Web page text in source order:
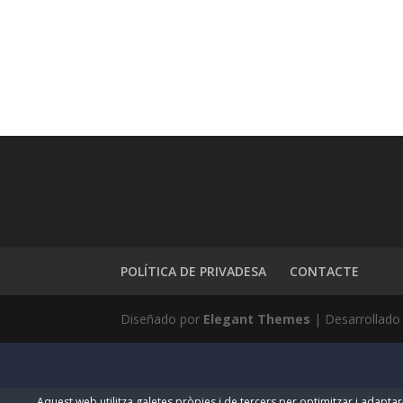
POLÍTICA DE PRIVADESA CONTACTE
Diseñado por Elegant Themes |